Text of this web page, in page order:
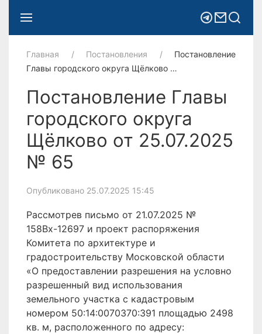
Главная Постановления
Постановление
Главы городского округа Щёлково …
Постановление Главы
городского округа
Щёлково от 25.07.2025
№ 65
Опубликовано 25.07.2025 15:45
Рассмотрев письмо от 21.07.2025 №
158Вх-12697 и проект распоряжения
Комитета по архитектуре и
градостроительству Московской области
«О предоставлении разрешения на условно
разрешенный вид использования
земельного участка с кадастровым
номером 50:14:0070370:391 площадью 2498
кв. м, расположенного по адресу: